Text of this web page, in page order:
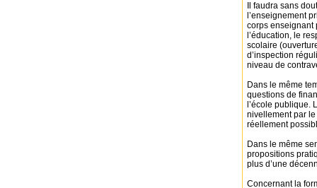
Il faudra sans
l’enseignement
corps enseignant
l’éducation, le
scolaire
d’inspection
niveau de
Dans le même
questions de
l’école publique.
nivellement par
réellement
Dans le même
propositions
plus d’une
Concernant la